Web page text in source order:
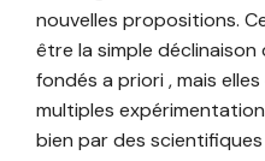
nouvelles propositions.
être la simple déclinaison
fondés a priori , mais
multiples
bien par des